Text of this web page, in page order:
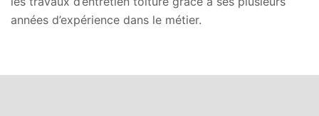
années d’expérience dans le métier.